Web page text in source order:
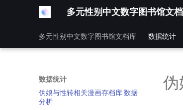
多元性别中文数字图书馆文
多元性别中文数字图书馆文档库 数据统计
数据统计
伪娘与性转相关漫画存档库 数据
分析
伪